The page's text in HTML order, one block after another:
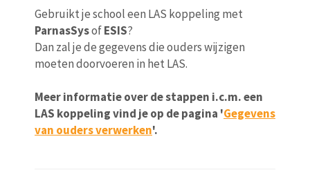
Gebruikt je school een LAS koppeling met
ParnasSysofESIS?
Dan zal je de gegevens die ouders wijzigen
moeten doorvoeren in het LAS.
Meer informatie over de stappen i.c.m. een
LAS koppeling vind je op de pagina 'Gegevens
van ouders verwerken'.